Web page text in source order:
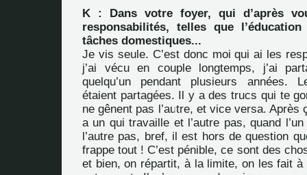
K : Dans votre foyer, qui d’après
responsabilités, telles que
tâches domestiques...
Je vis seule. C’est donc moi qui ai les
j’ai vécu en couple longtemps, j’ai
quelqu’un pendant plusieurs années.
étaient partagées. Il y a des trucs qui te
ne gênent pas l’autre, et vice versa. Après
a un qui travaille et l’autre pas, quand
l’autre pas, bref, il est hors de question
frappe tout ! C’est pénible, ce sont des
et bien, on répartit, à la limite, on les fait à